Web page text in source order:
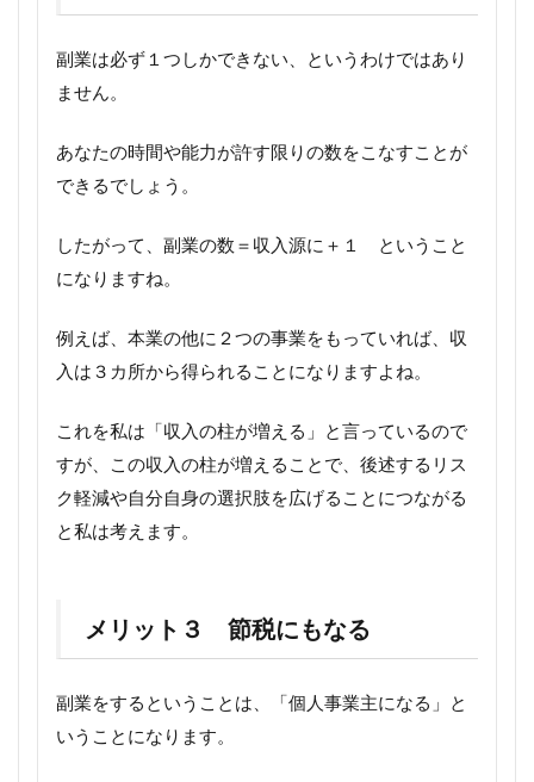
副業は必ず１つしかできない、というわけではあり
ません。
あなたの時間や能力が許す限りの数をこなすことが
できるでしょう。
したがって、副業の数＝収入源に＋１ ということ
になりますね。
例えば、本業の他に２つの事業をもっていれば、収
入は３カ所から得られることになりますよね。
これを私は「収入の柱が増える」と言っているので
すが、この収入の柱が増えることで、後述するリス
ク軽減や自分自身の選択肢を広げることにつながる
と私は考えます。
メリット３ 節税にもなる
副業をするということは、「個人事業主になる」と
いうことになります。